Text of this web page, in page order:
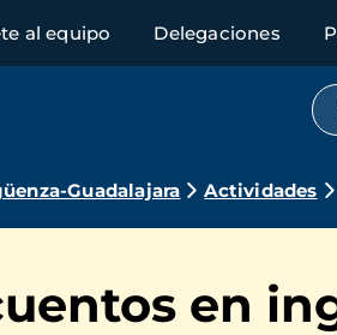
al equipo Delegaciones
Guadalajara Actividades
en